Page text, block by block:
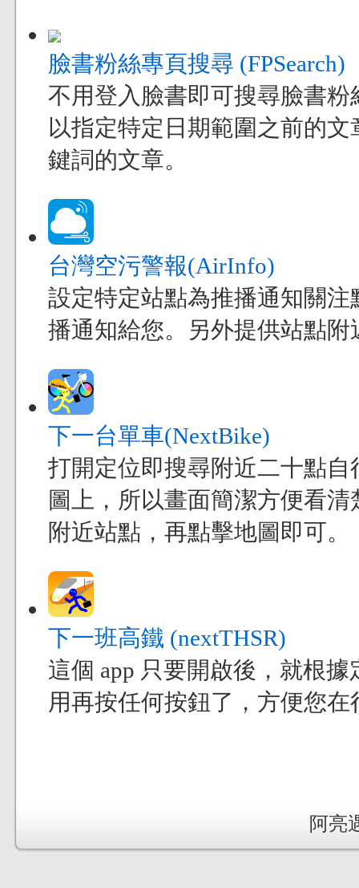
臉書粉絲專頁搜尋 (FPSearch)
不用登入臉書即可搜尋臉書
以指定特定日期範圍之前的
鍵詞的文章。
台灣空污警報(AirInfo)
設定特定站點為推播通知關
播通知給您。另外提供站點
下一台單車(NextBike)
打開定位即搜尋附近二十點
圖上，所以畫面簡潔方便看
附近站點，再點擊地圖即可。
下一班高鐵 (nextTHSR)
這個 app 只要開啟後，就根
用再按任何按鈕了，方便您
阿亮